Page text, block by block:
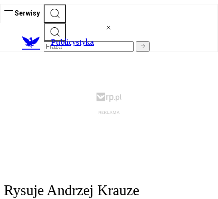
Serwisy
Publicystyka
Rysuje Andrzej Krauze